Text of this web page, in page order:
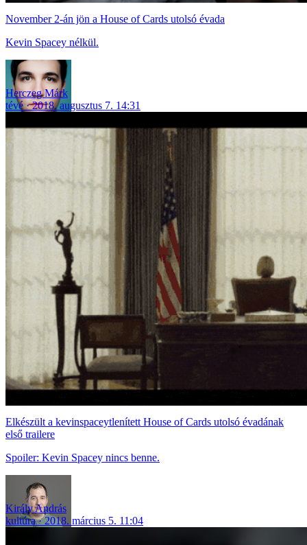
November 2-án jön a House of Cards utolsó évada
Kevin Spacey nélkül.
Herczeg Márk
tévé
2018. augusztus 7. 14:31
Elkészült a kevinspaceytlenített House of Cards utolsó évadának
első trailere
Spoiler: Kevin Spacey nincs benne.
Király András
kultúra
2018. március 5. 11:04